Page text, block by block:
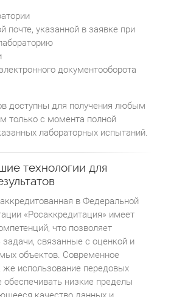
почте, указанной в заявке при
документооборота
доступны для получения любым
только с момента полной
лабораторных испытаний.
технологии для
в Федеральной
«Росаккредитация» имеет
что позволяет
связанные с оценкой и
объектов. Современное
же использование передовых
низкие пределы